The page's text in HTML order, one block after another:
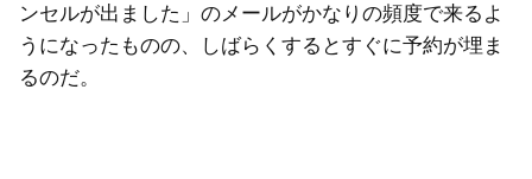
ンセルが出ました」のメールがかなりの頻度で来るよ
うになったものの、しばらくするとすぐに予約が埋ま
るのだ。